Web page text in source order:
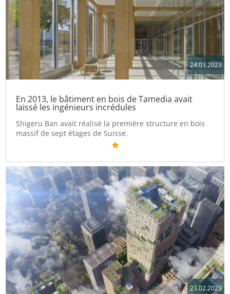
24.03.2023
En 2013, le bâtiment en bois de Tamedia avait
laissé les ingénieurs incrédules
Shigeru Ban avait réalisé la première structure en bois
massif de sept étages de Suisse.
23.02.2023